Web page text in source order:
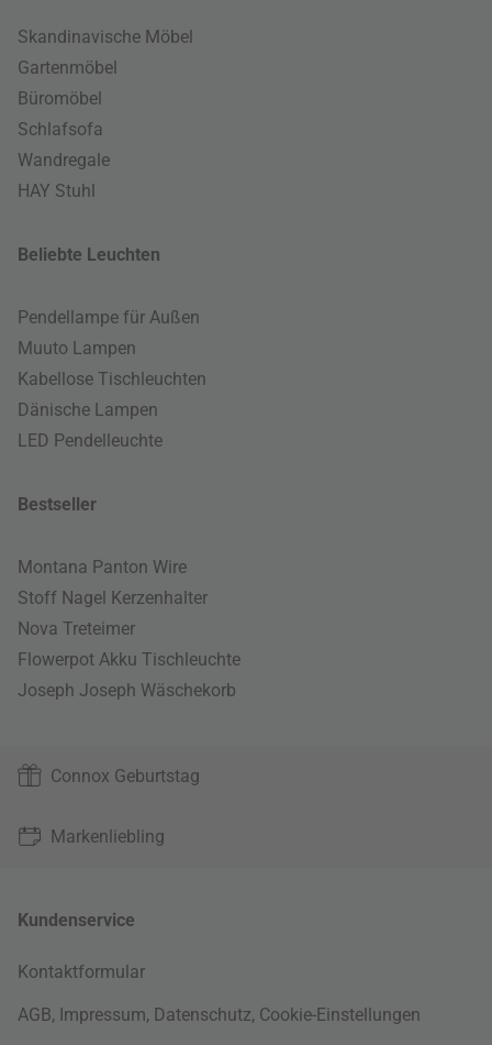
Skandinavische Möbel
Gartenmöbel
Büromöbel
Schlafsofa
Wandregale
HAY Stuhl
Beliebte Leuchten
Pendellampe für Außen
Muuto Lampen
Kabellose Tischleuchten
Dänische Lampen
LED Pendelleuchte
Bestseller
Montana Panton Wire
Stoff Nagel Kerzenhalter
Nova Treteimer
Flowerpot Akku Tischleuchte
Joseph Joseph Wäschekorb
Connox Geburtstag
Markenliebling
Kundenservice
Kontaktformular
AGB, Impressum, Datenschutz, Cookie-Einstellungen